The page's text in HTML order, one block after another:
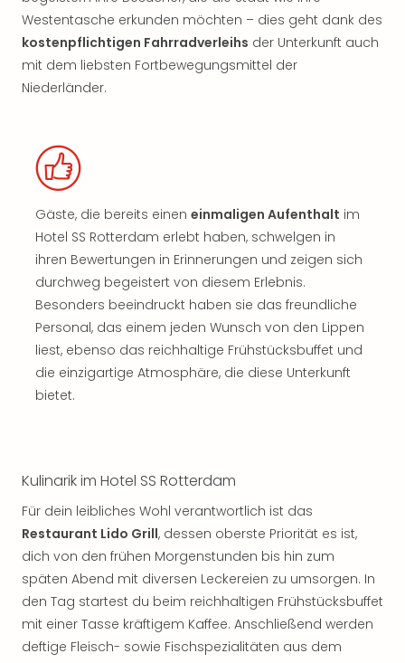
Westentasche erkunden möchten – dies geht dank des
kostenpflichtigen Fahrradverleihs der Unterkunft auch
mit dem liebsten Fortbewegungsmittel der
Niederländer.
Gäste, die bereits einen einmaligen Aufenthalt im
Hotel SS Rotterdam erlebt haben, schwelgen in
ihren Bewertungen in Erinnerungen und zeigen sich
durchweg begeistert von diesem Erlebnis.
Besonders beeindruckt haben sie das freundliche
Personal, das einem jeden Wunsch von den Lippen
liest, ebenso das reichhaltige Frühstücksbuffet und
die einzigartige Atmosphäre, die diese Unterkunft
bietet.
Kulinarik im Hotel SS Rotterdam
Für dein leibliches Wohl verantwortlich ist das
Restaurant Lido Grill, dessen oberste Priorität es ist,
dich von den frühen Morgenstunden bis hin zum
späten Abend mit diversen Leckereien zu umsorgen. In
den Tag startest du beim reichhaltigen Frühstücksbuffet
mit einer Tasse kräftigem Kaffee. Anschließend werden
deftige Fleisch- sowie Fischspezialitäten aus dem